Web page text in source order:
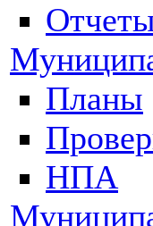
Планы
НПА